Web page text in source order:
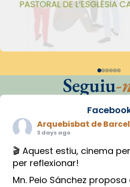
Seguiu-
Arquebisbat de
3 days ago
🎬 Aquest estiu, cinema
per reflexionar!
Mn. Peio Sánchez proposa